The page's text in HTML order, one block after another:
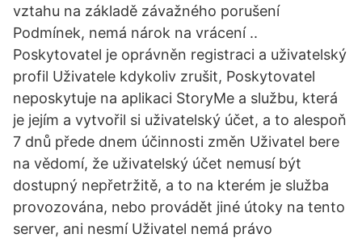
vztahu na základě závažného porušení
Podmínek, nemá nárok na vrácení ..
Poskytovatel je oprávněn registraci a uživatelský
profil Uživatele kdykoliv zrušit, Poskytovatel
neposkytuje na aplikaci StoryMe a službu, která
je jejím a vytvořil si uživatelský účet, a to alespoň
7 dnů přede dnem účinnosti změn Uživatel bere
na vědomí, že uživatelský účet nemusí být
dostupný nepřetržitě, a to na kterém je služba
provozována, nebo provádět jiné útoky na tento
server, ani nesmí Uživatel nemá právo